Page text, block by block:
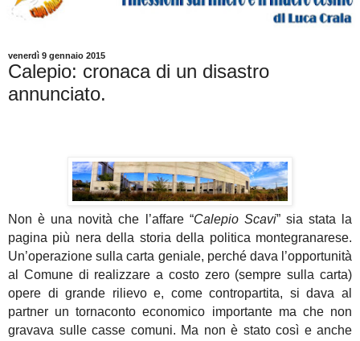
venerdì 9 gennaio 2015
Calepio: cronaca di un disastro
annunciato.
Non è una novità che l’affare “Calepio Scavi” sia stata la
pagina più nera della storia della politica montegranarese.
Un’operazione sulla carta geniale, perché dava l’opportunità
al Comune di realizzare a costo zero (sempre sulla carta)
opere di grande rilievo e, come contropartita, si dava al
partner un tornaconto economico importante ma che non
gravava sulle casse comuni. Ma non è stato così e anche